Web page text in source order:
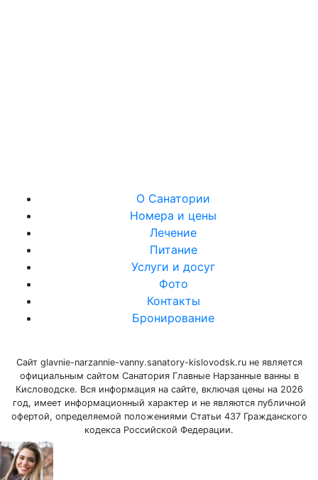
О Санатории
Номера и цены
Лечение
Питание
Услуги и досуг
Фото
Контакты
Бронирование
Сайт glavnie-narzannie-vanny.sanatory-kislovodsk.ru не является
официальным сайтом Санатория Главные Нарзанные ванны в
Кисловодске. Вся информация на сайте, включая цены на 2026
год, имеет информационный характер и не являются публичной
офертой, определяемой положениями Статьи 437 Гражданского
кодекса Российской Федерации.